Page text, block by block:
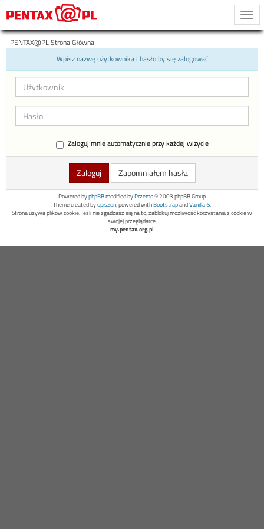
PENTAX@PL Strona Główna
Wpisz nazwę użytkownika i hasło by się zalogować
Zaloguj mnie automatycznie przy każdej wizycie
Zapomniałem hasła
Powered byphpBBmodified byPrzemo© 2003 phpBB Group
Theme created byopiszon, powered withBootstrapandVanillaJS.
Strona używa plików cookie. Jeśli nie zgadzasz się na to, zablokuj możliwość korzystania z cookie w
swojej przeglądarce.
my.pentax.org.pl